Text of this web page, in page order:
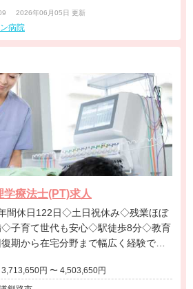
2026年06月05日 更新
病院
療法士(PT)求人
子育て世代も安心◇駅徒歩8分◇教育
期から在宅分野まで幅広く経験でき
年収 3,713,650円 〜 4,503,650円